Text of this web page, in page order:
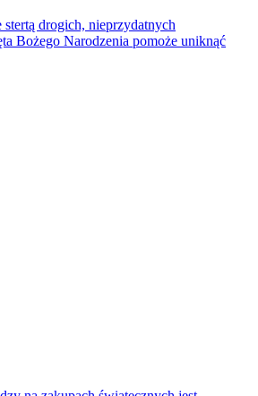
drogich, nieprzydatnych
Bożego Narodzenia pomoże uniknąć